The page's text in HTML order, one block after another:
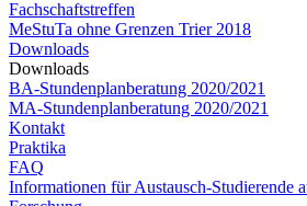
Fachschaftstreffen
MeStuTa ohne Grenzen Trier 2018
Downloads
Downloads
BA-Stundenplanberatung 2020/2021
MA-Stundenplanberatung 2020/2021​​​​​​
Kontakt
Praktika
FAQ
Informationen für Austausch-Studierende